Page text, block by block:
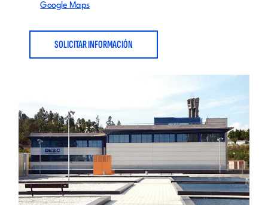
Google Maps
SOLICITAR INFORMACIÓN